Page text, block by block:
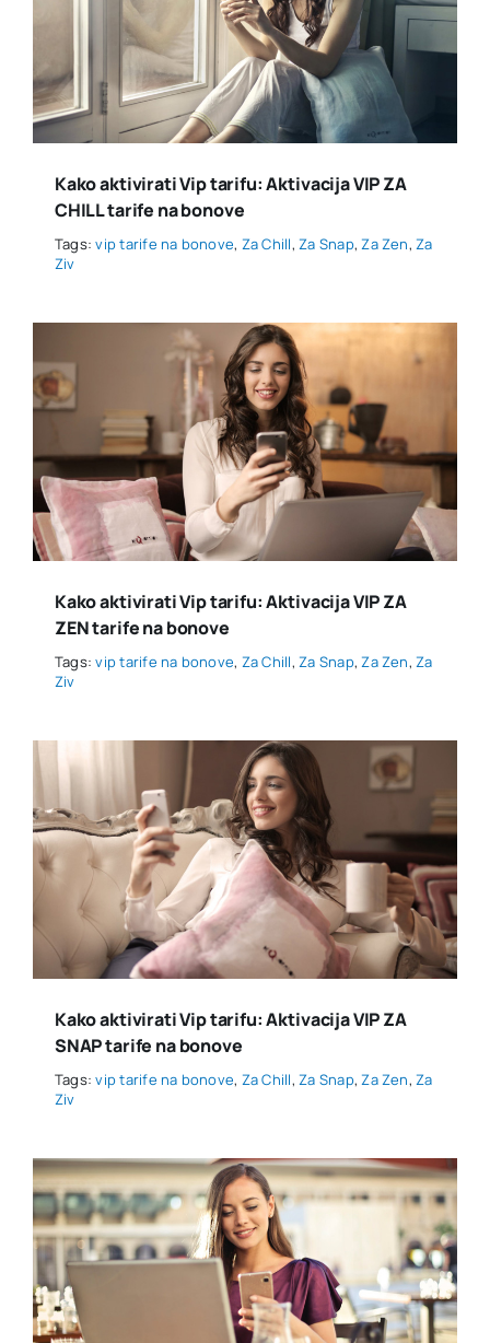
Kako aktivirati Vip tarifu: Aktivacija VIP ZA
CHILL tarife na bonove
Tags:vip tarife na bonove, Za Chill,Za Snap,Za Zen,Za
Ziv
Kako aktivirati Vip tarifu: Aktivacija VIP ZA
ZEN tarife na bonove
Tags:vip tarife na bonove, Za Chill,Za Snap,Za Zen,Za
Ziv
Kako aktivirati Vip tarifu: Aktivacija VIP ZA
SNAP tarife na bonove
Tags:vip tarife na bonove, Za Chill,Za Snap,Za Zen,Za
Ziv